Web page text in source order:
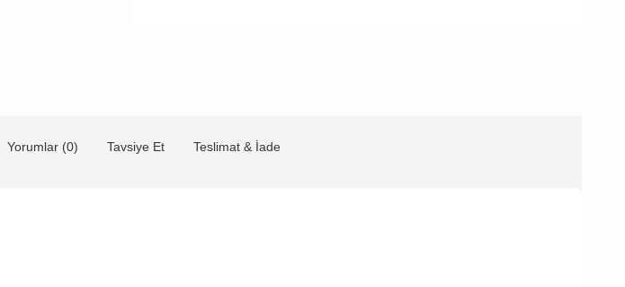
Yorumlar (0) Tavsiye Et Teslimat & İade